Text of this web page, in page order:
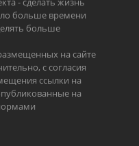
больше времени
больше
на сайте
с согласия
ссылки на
на